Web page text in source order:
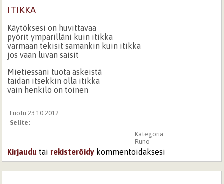
ITIKKA
Käytöksesi on huvittavaa
pyörit ympärilläni kuin itikka
varmaan tekisit samankin kuin itikka
jos vaan luvan saisit
Mietiessäni tuota äskeistä
taidan itsekkin olla itikka
vain henkilö on toinen
Luotu 23.10.2012
Selite:
Kategoria:
Runo
Kirjaudu tai rekisteröidy kommentoidaksesi